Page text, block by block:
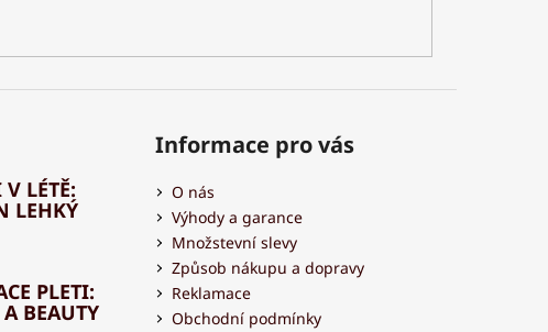
V LÉTĚ:
LEHKÝ
PLETI:
BEAUTY
Informace pro vás
O nás
Výhody a garance
Množstevní slevy
Způsob nákupu a dopravy
Reklamace
Obchodní podmínky